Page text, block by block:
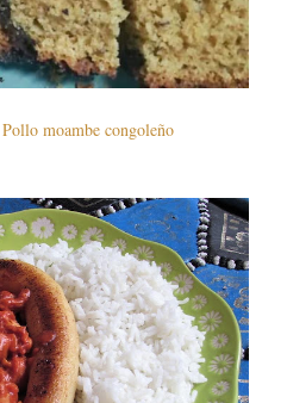
Pollo moambe congoleño